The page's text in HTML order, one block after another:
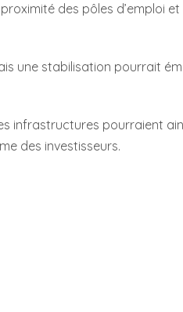
des pôles d’emploi et
une stabilisation pourrait
infrastructures pourraient
des investisseurs.